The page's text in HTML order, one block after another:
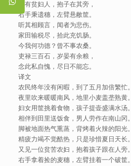
复有贫妇人，抱子在其旁，
右手秉遗穗，左臂悬敝筐。
听其相顾言，闻者为悲伤。
家田输税尽，拾此充饥肠。
今我何功德？曾不事农桑。
吏禄三百石，岁晏有余粮，
念此私自愧，尽日不能忘。
译文
农民终年没有闲暇，到了五月加倍繁忙。
夜里吹来暖暖南风，地里小麦盖垄熟黄。
妇女用筐挑着食物，孩子提壶盛满水汤。
相伴到田里送饭食，男人劳作在南山冈。
脚被地面热气熏蒸，背烤着火辣的阳光。
精疲力竭不觉酷热，只是珍惜夏日天长。
又见一位贫苦农妇，抱着孩子跟在人旁。
右手拿着捡的麦穗，左臂挂着一个破筐。